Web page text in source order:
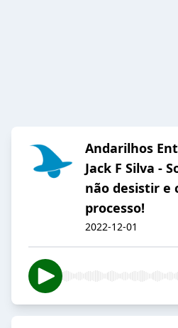
Andarilhos
Jack F Silva -
não desistir e
processo!
2022-12-01